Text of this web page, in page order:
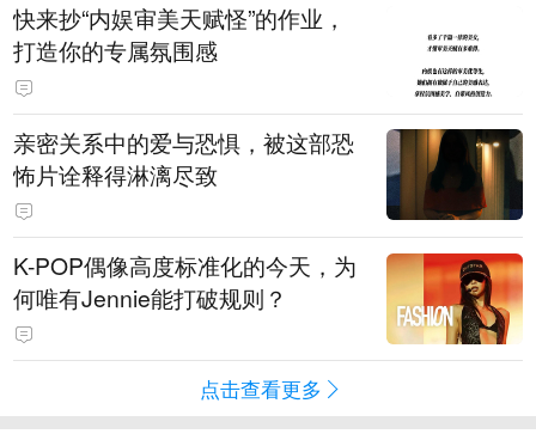
快来抄“内娱审美天赋怪”的作业，
打造你的专属氛围感
亲密关系中的爱与恐惧，被这部恐
怖片诠释得淋漓尽致
K-POP偶像高度标准化的今天，为
何唯有Jennie能打破规则？
点击查看更多